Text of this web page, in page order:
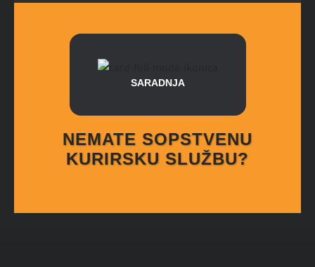
SARADNJA
NEMATE SOPSTVENU
KURIRSKU SLUŽBU?